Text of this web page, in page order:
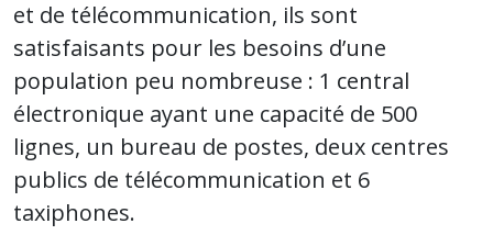
et de télécommunication, ils sont
satisfaisants pour les besoins d’une
population peu nombreuse : 1 central
électronique ayant une capacité de 500
lignes, un bureau de postes, deux centres
publics de télécommunication et 6
taxiphones.